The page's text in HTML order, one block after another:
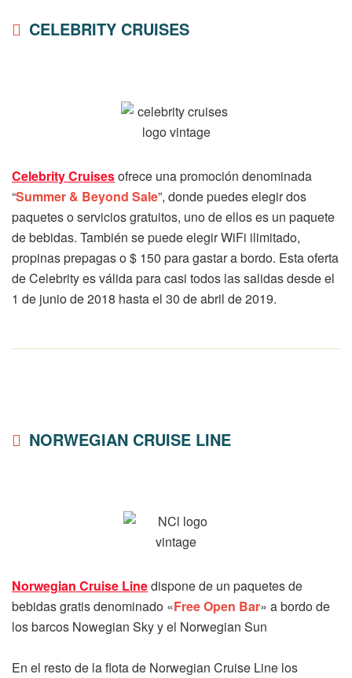
CELEBRITY CRUISES
Celebrity Cruisesofrece una promoción denominada
“Summer & Beyond Sale”, donde puedes elegir dos
paquetes o servicios gratuitos, uno de ellos es un paquete
de bebidas. También se puede elegir WiFi ilimitado,
propinas prepagas o $ 150 para gastar a bordo. Esta oferta
de Celebrity es válida para casi todos las salidas desde el
1 de junio de 2018 hasta el 30 de abril de 2019.
NORWEGIAN CRUISE LINE
Norwegian Cruise Linedispone de un paquetes de
bebidas gratis denominado «Free Open Bar» a bordo de
los barcos Nowegian Sky y el Norwegian Sun
En el resto de la flota de Norwegian Cruise Line los